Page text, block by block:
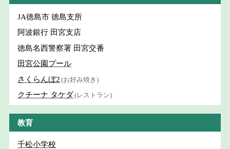
JA徳島市 徳島支所
阿波銀行 田宮支店
徳島名西警察署 田宮交番
田宮公園プール
さくらんぼ2 (お好み焼き)
クチーナ タケダ(レストラン)
教育
千松小学校